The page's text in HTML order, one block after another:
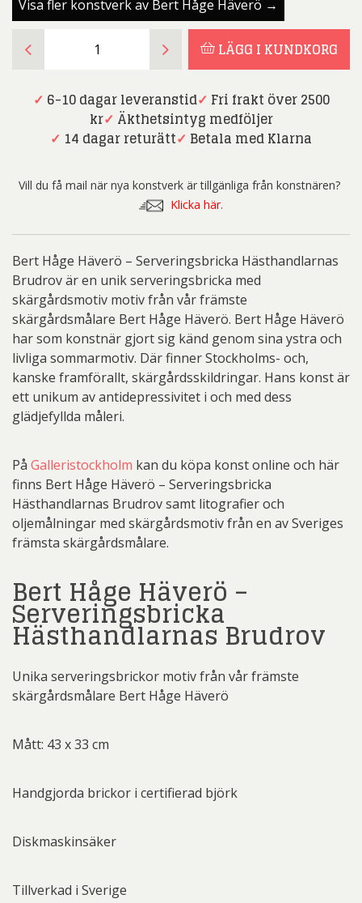
Visa fler konstverk av Bert Håge Häverö →
Håge
Serveringsbricka
Hästhandlarnas
LÄGG I KUNDKORG
✓ 6-10 dagar leveranstid✓ Fri frakt över 2500
kr✓ Äkthetsintyg medföljer
✓ 14 dagar returätt✓ Betala med Klarna
Vill du få mail när nya konstverk är tillgänliga från konstnären?
Klicka här.
Bert Håge Häverö – Serveringsbricka Hästhandlarnas
Brudrov är en unik serveringsbricka med
skärgårdsmotiv motiv från vår främste
skärgårdsmålare Bert Håge Häverö. Bert Håge Häverö
har som konstnär gjort sig känd genom sina ystra och
livliga sommarmotiv. Där finner Stockholms- och,
kanske framförallt, skärgårdsskildringar. Hans konst är
ett unikum av antidepressivitet i och med dess
glädjefyllda måleri.
På Galleristockholm kan du köpa konst online och här
finns Bert Håge Häverö – Serveringsbricka
Hästhandlarnas Brudrov samt litografier och
oljemålningar med skärgårdsmotiv från en av Sveriges
främsta skärgårdsmålare.
Bert Håge Häverö –
Serveringsbricka
Hästhandlarnas Brudrov
Unika serveringsbrickor motiv från vår främste
skärgårdsmålare Bert Håge Häverö
Mått: 43 x 33 cm
Handgjorda brickor i certifierad björk
Diskmaskinsäker
Tillverkad i Sverige